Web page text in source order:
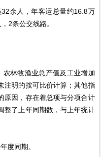
余人，年客运总量约16.8万
2条公交线路。
农林牧渔业总产值及工业增加
注明的按可比价计算；其他指
原因，存在着总项与分项合计
整了上年同期数，与上年统计
度同期。